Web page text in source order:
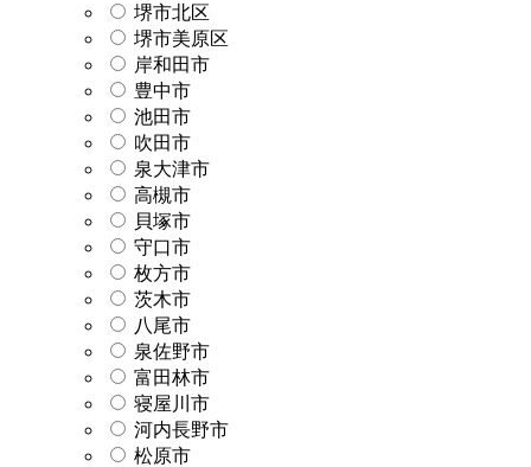
堺市北区
堺市美原区
岸和田市
豊中市
池田市
吹田市
泉大津市
高槻市
貝塚市
守口市
枚方市
茨木市
八尾市
泉佐野市
富田林市
寝屋川市
河内長野市
松原市